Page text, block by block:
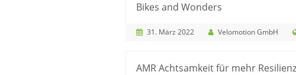
Bikes and Wonders
31. März 2022 Velomotion GmbH
AMR Achtsamkeit für mehr Resilienz